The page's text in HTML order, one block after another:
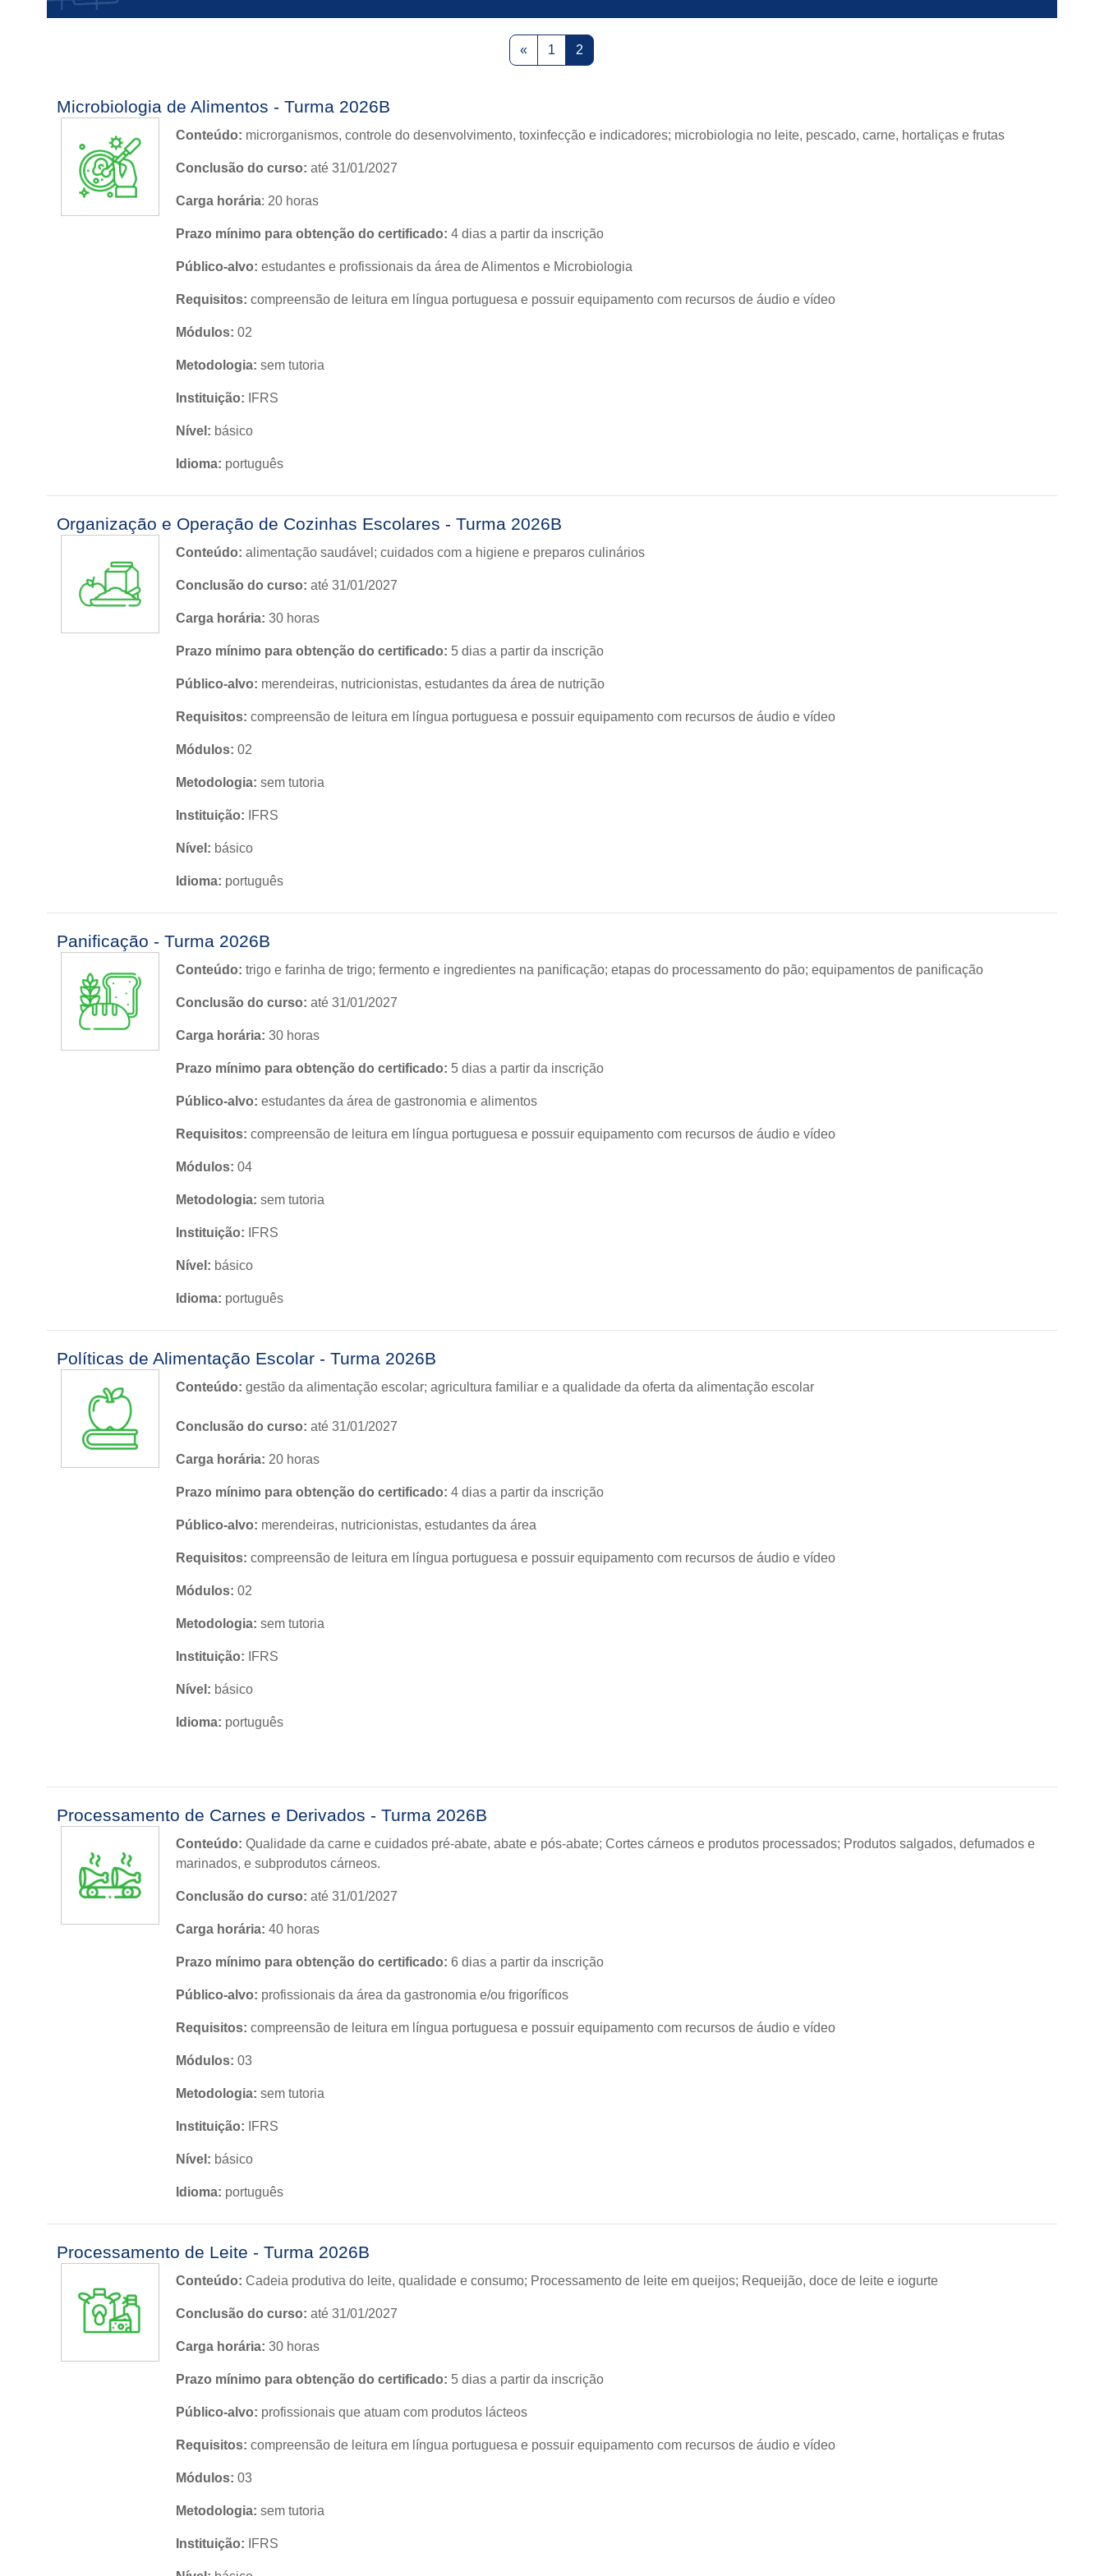
« Previous page
1 Page 1
2
Microbiologia de Alimentos - Turma 2026B
Conteúdo: microrganismos, controle do desenvolvimento, toxinfecção e indicadores; microbiologia no leite, pescado, carne, hortaliças e frutas
Conclusão do curso: até 31/01/2027
Carga horária: 20 horas
Prazo mínimo para obtenção do certificado: 4 dias a partir da inscrição
Público-alvo: estudantes e profissionais da área de Alimentos e Microbiologia
Requisitos: compreensão de leitura em língua portuguesa e possuir equipamento com recursos de áudio e vídeo
Módulos: 02
Metodologia: sem tutoria
Instituição: IFRS
Nível: básico
Idioma: português
Organização e Operação de Cozinhas Escolares - Turma 2026B
Conteúdo: alimentação saudável; cuidados com a higiene e preparos culinários
Conclusão do curso: até 31/01/2027
Carga horária: 30 horas
Prazo mínimo para obtenção do certificado: 5 dias a partir da inscrição
Público-alvo: merendeiras, nutricionistas, estudantes da área de nutrição
Requisitos: compreensão de leitura em língua portuguesa e possuir equipamento com recursos de áudio e vídeo
Módulos: 02
Metodologia: sem tutoria
Instituição: IFRS
Nível: básico
Idioma: português
Panificação - Turma 2026B
Conteúdo: trigo e farinha de trigo; fermento e ingredientes na panificação; etapas do processamento do pão; equipamentos de panificação
Conclusão do curso: até 31/01/2027
Carga horária: 30 horas
Prazo mínimo para obtenção do certificado: 5 dias a partir da inscrição
Público-alvo: estudantes da área de gastronomia e alimentos
Requisitos: compreensão de leitura em língua portuguesa e possuir equipamento com recursos de áudio e vídeo
Módulos: 04
Metodologia: sem tutoria
Instituição: IFRS
Nível: básico
Idioma: português
Políticas de Alimentação Escolar - Turma 2026B
Conteúdo: gestão da alimentação escolar; agricultura familiar e a qualidade da oferta da alimentação escolar
Conclusão do curso: até 31/01/2027
Carga horária: 20 horas
Prazo mínimo para obtenção do certificado: 4 dias a partir da inscrição
Público-alvo: merendeiras, nutricionistas, estudantes da área
Requisitos: compreensão de leitura em língua portuguesa e possuir equipamento com recursos de áudio e vídeo
Módulos: 02
Metodologia: sem tutoria
Instituição: IFRS
Nível: básico
Idioma: português
Processamento de Carnes e Derivados - Turma 2026B
Conteúdo: Qualidade da carne e cuidados pré-abate, abate e pós-abate; Cortes cárneos e produtos processados; Produtos salgados, defumados e
marinados, e subprodutos cárneos.
Conclusão do curso: até 31/01/2027
Carga horária: 40 horas
Prazo mínimo para obtenção do certificado: 6 dias a partir da inscrição
Público-alvo: profissionais da área da gastronomia e/ou frigoríficos
Requisitos: compreensão de leitura em língua portuguesa e possuir equipamento com recursos de áudio e vídeo
Módulos: 03
Metodologia: sem tutoria
Instituição: IFRS
Nível: básico
Idioma: português
Processamento de Leite - Turma 2026B
Conteúdo: Cadeia produtiva do leite, qualidade e consumo; Processamento de leite em queijos; Requeijão, doce de leite e iogurte
Conclusão do curso: até 31/01/2027
Carga horária: 30 horas
Prazo mínimo para obtenção do certificado: 5 dias a partir da inscrição
Público-alvo: profissionais que atuam com produtos lácteos
Requisitos: compreensão de leitura em língua portuguesa e possuir equipamento com recursos de áudio e vídeo
Módulos: 03
Metodologia: sem tutoria
Instituição: IFRS